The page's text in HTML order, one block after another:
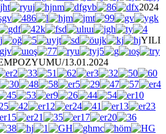
2024
YILI
13.01.2024